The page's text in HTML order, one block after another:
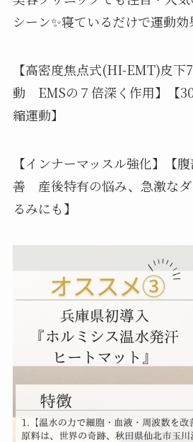
シーン✨寝ているだけで運動効
【高密度焦点式(HI-EMT)皮
動 EMSの７倍深く作用】【
縮運動】
【インナーマッスル強化】【
善 産後特有の悩み、急激なダ
るみにも】